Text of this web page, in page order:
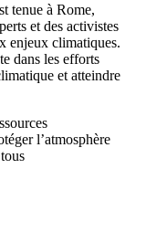
tenue à Rome,
et des activistes
enjeux climatiques.
dans les efforts
et atteindre
l’atmosphère